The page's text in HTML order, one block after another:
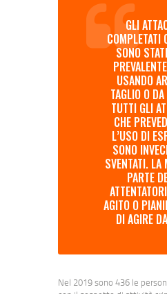
GLI
COMPLETATI
SONO
USANDO
TAGLIO O
TUTTI GLI
CHE
L’USO DI
SONO
SVENTATI. LA
PARTE
AGITO O
DI AGIRE
Nel 2019 sono 436 le